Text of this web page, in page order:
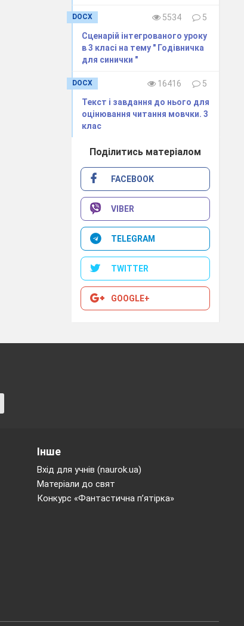
DOCX 5534
5
Сценарій інтегрованого уроку
в 3 класі на тему " Годівничка
для синички "
DOCX 16416
5
Текст і завдання до нього для
оцінювання читання мовчки. 3
клас
Поділитись матеріалом
FACEBOOK
VIBER
TELEGRAM
TWITTER
GOOGLE+
Інше
Вхід для учнів (naurok.ua)
Матеріали до свят
Конкурс «Фантастична п’ятірка»